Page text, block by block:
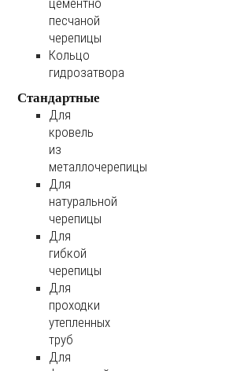
цементно
песчаной
черепицы
Кольцо
гидрозатвора
Стандартные
Для
кровель
из
металлочерепицы
Для
натуральной
черепицы
Для
гибкой
черепицы
Для
проходки
утепленных
труб
Для